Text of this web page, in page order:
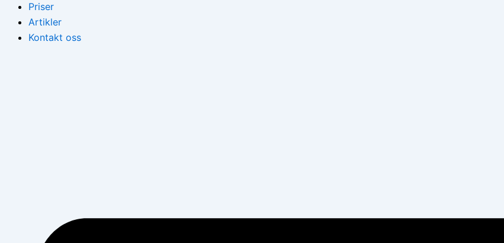
Priser
Artikler
Kontakt oss